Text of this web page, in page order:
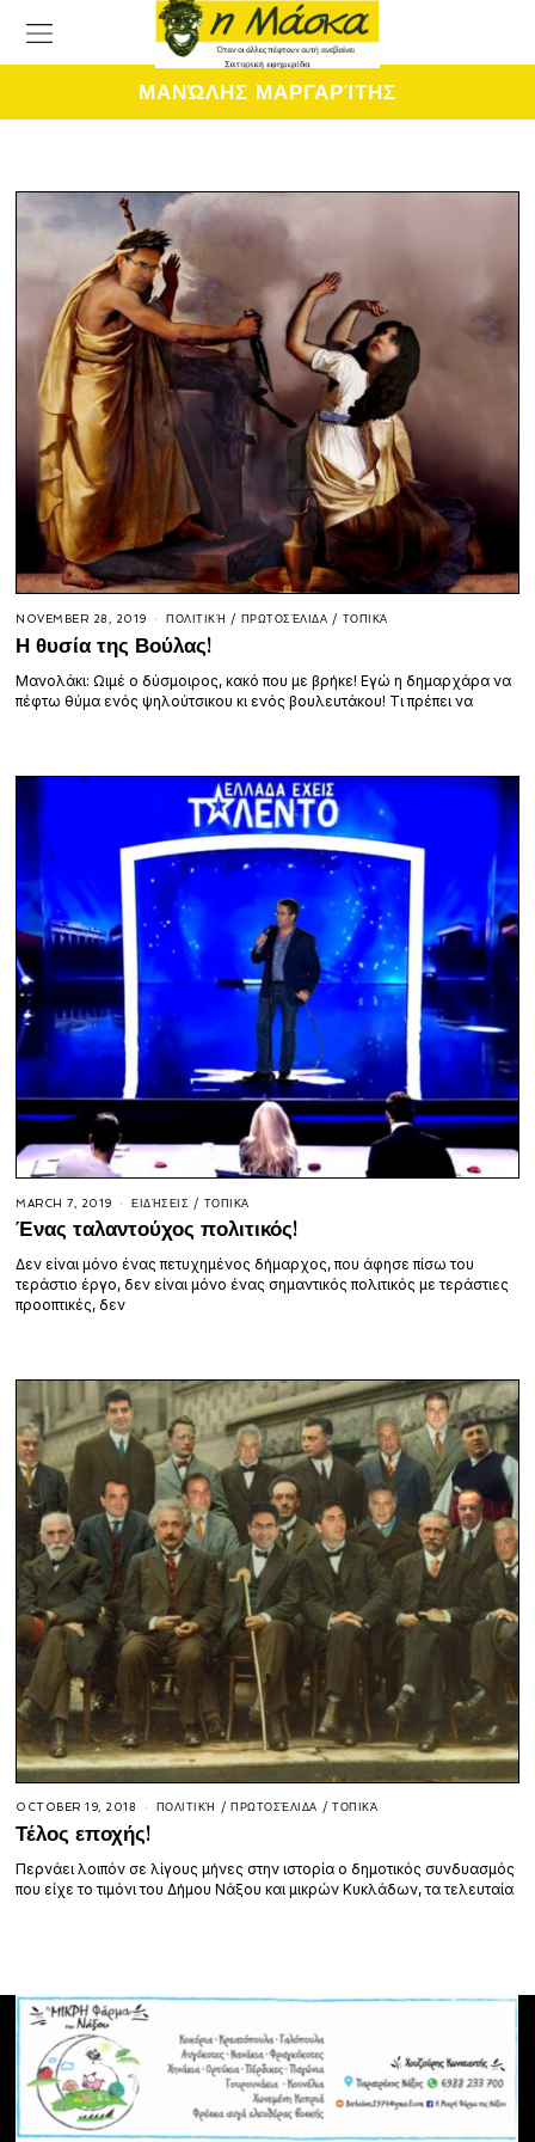
ΜΑΝΏΛΗΣ ΜΑΡΓΑΡΊΤΗΣ
NOVEMBER 28, 2019 ΠΟΛΙΤΙΚΉ / ΠΡΩΤΟΣΈΛΙΔΑ / ΤΟΠΙΚΆ
Η θυσία της Βούλας!
Μανολάκι: Ωιμέ ο δύσμοιρος, κακό που με βρήκε! Εγώ η δημαρχάρα να
πέφτω θύμα ενός ψηλούτσικου κι ενός βουλευτάκου! Τι πρέπει να
MARCH 7, 2019 ΕΙΔΉΣΕΙΣ / ΤΟΠΙΚΆ
Ένας ταλαντούχος πολιτικός!
Δεν είναι μόνο ένας πετυχημένος δήμαρχος, που άφησε πίσω του
τεράστιο έργο, δεν είναι μόνο ένας σημαντικός πολιτικός με τεράστιες
προοπτικές, δεν
OCTOBER 19, 2018 ΠΟΛΙΤΙΚΉ / ΠΡΩΤΟΣΈΛΙΔΑ / ΤΟΠΙΚΆ
Τέλος εποχής!
Περνάει λοιπόν σε λίγους μήνες στην ιστορία ο δημοτικός συνδυασμός
που είχε το τιμόνι του Δήμου Νάξου και μικρών Κυκλάδων, τα τελευταία